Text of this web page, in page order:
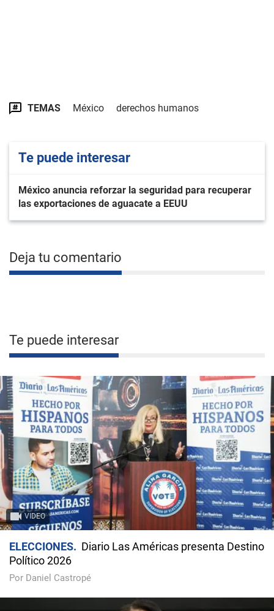
TEMAS México derechos humanos
Te puede interesar
México anuncia reforzar la seguridad para recuperar
las exportaciones de aguacate a EEUU
Deja tu comentario
Te puede interesar
VIDEO
ELECCIONES
Diario Las Américas presenta Destino
Político 2026
Por Daniel Castropé